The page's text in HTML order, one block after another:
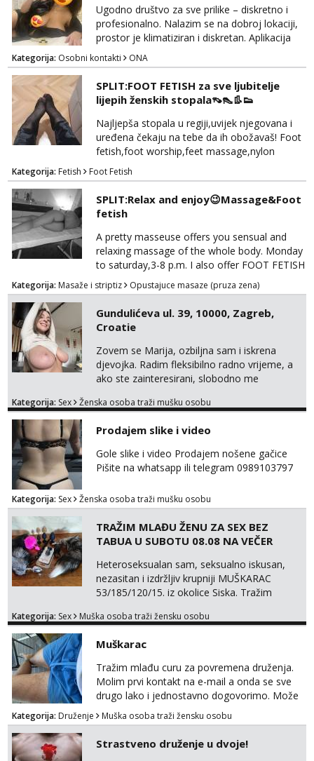
Ugodno društvo za sve prilike – diskretno i
profesionalno. Nalazim se na dobroj lokaciji,
prostor je klimatiziran i diskretan. Aplikacija
what sapp 0957660399.
Kategorija: Osobni kontakti ONA
SPLIT:FOOT FETISH za sve ljubitelje
lijepih ženskih stopala👡👠👢👟
Najljepša stopala u regiji,uvijek njegovana i
uređena čekaju na tebe da ih obožavaš! Foot
fetish,foot worship,feet massage,nylon
fetish,trampling... Ponedjeljak-subota:15-
20.30h. Samo za istinske obožavatelje ovog
fetisha,isključivo POZIV. Sex i sl.ISKLJUČENO!
Kategorija: Fetish Foot Fetish
SPLIT:Relax and enjoy😉Massage&Foot
fetish
A pretty masseuse offers you sensual and
relaxing massage of the whole body. Monday
to saturday,3-8 p.m. I also offer FOOT FETISH
for lovers of beautiful feets👣👠👡👢 Calls
only,no messages! *NO SEX *PRIORITY IS
GIVEN TO REGULAR CLIENTS
Kategorija: Masaže i striptiz Opustajuce masaze (pruza zena)
Gundulićeva ul. 39, 10000, Zagreb,
Croatie
Zovem se Marija, ozbiljna sam i iskrena
djevojka. Radim fleksibilno radno vrijeme, a
ako ste zainteresirani, slobodno me
broj☎️:+385 92 451 2472
Kategorija: Sex Ženska osoba traži mušku osobu
Prodajem slike i video
Gole slike i video Prodajem nošene gačice
Pišite na whatsapp ili telegram 0989103797
Kategorija: Sex Ženska osoba traži mušku osobu
TRAŽIM MLAĐU ŽENU ZA SEX BEZ
TABUA U SUBOTU 08.08 NA VEČER
Heteroseksualan sam, seksualno iskusan,
nezasitan i izdržljiv krupniji MUŠKARAC
53/185/120/15. iz okolice Siska. Tražim
vjeru, nacionalnost i bračni status za SEKS
IGRAČKAMA od vibratora i umjetnih dilda do
analnih čepova raznih veličina i oblika. Na
uvid dajem POTVRDU da NEMAM
SEKSUALNO PRENOSIVIH BOLESTI. Javi se
ako te...
Kategorija: Sex Muška osoba traži žensku osobu
Muškarac
Tražim mlađu curu za povremena druženja.
Molim prvi kontakt na e-mail a onda se sve
drugo lako i jednostavno dogovorimo. Može
sve u krugu od 100 km oko Zagreba
Kategorija: Druženje Muška osoba traži žensku osobu
Strastveno druženje u dvoje!